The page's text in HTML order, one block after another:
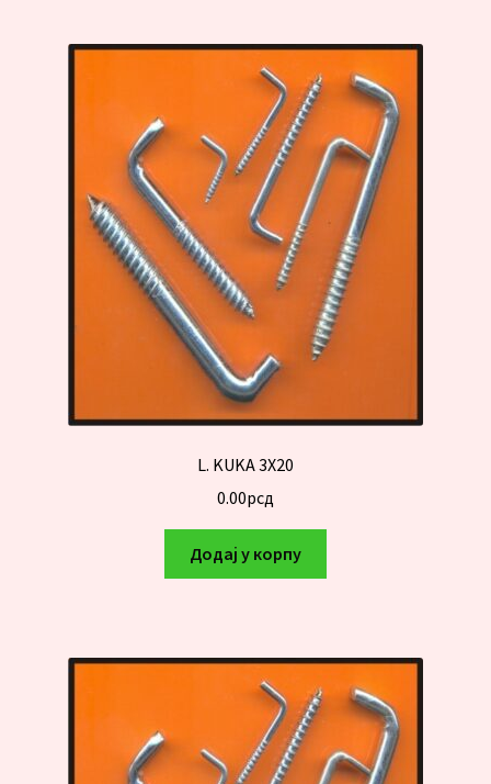
L. KUKA 3X20
0.00рсд
Додај у корпу